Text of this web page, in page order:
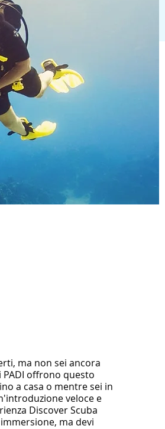
ma non sei ancora
offrono questo
a casa o mentre sei in
veloce e
Discover Scuba
ma devi